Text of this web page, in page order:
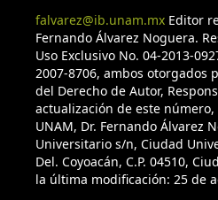
falvarez@ib.unam.mxEditor
Fernando Álvarez Noguera.
Uso Exclusivo No. 04-2013-
2007-8706, ambos otorgados
del Derecho de Autor,
actualización de este
UNAM, Dr. Fernando Álvarez
Universitario s/n, Ciudad
Del. Coyoacán, C.P. 04510,
la última modificación: 25 de